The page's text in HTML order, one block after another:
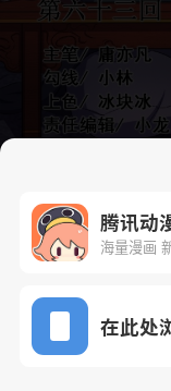
下一话
腾讯动
海量漫画
在此处